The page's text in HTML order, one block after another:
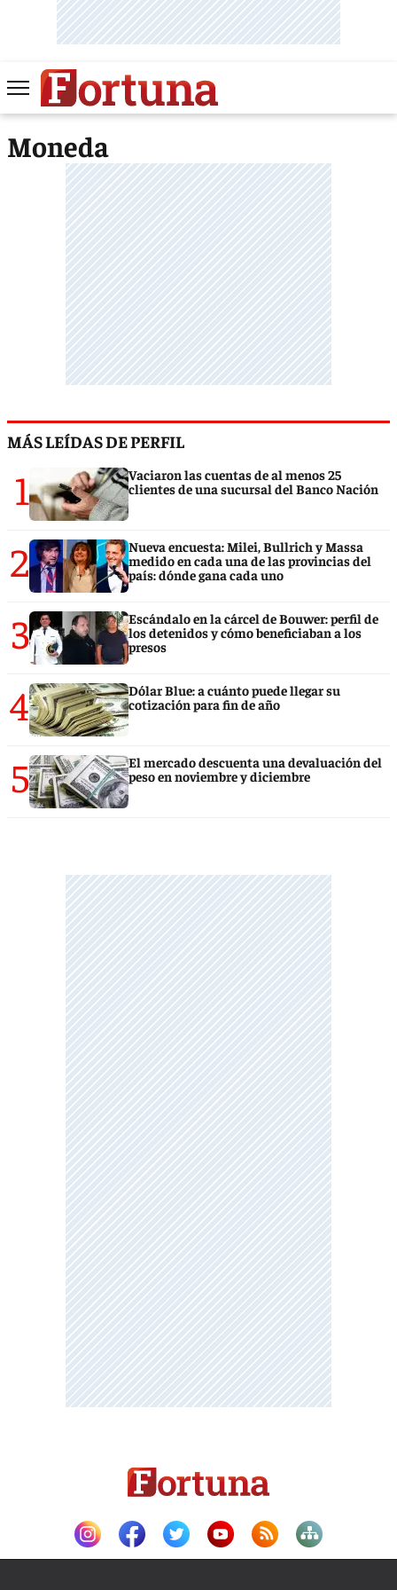
Moneda
MÁS LEÍDAS DE PERFIL
1
Vaciaron las cuentas de al menos 25
clientes de una sucursal del Banco Nación
2
Nueva encuesta: Milei, Bullrich y Massa
medido en cada una de las provincias del
país: dónde gana cada uno
3
Escándalo en la cárcel de Bouwer: perfil de
los detenidos y cómo beneficiaban a los
presos
4
Dólar Blue: a cuánto puede llegar su
cotización para fin de año
5
El mercado descuenta una devaluación del
peso en noviembre y diciembre